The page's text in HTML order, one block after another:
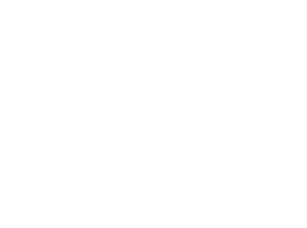
die Fläche oder die Ökopunkte
eingereicht worden sind.